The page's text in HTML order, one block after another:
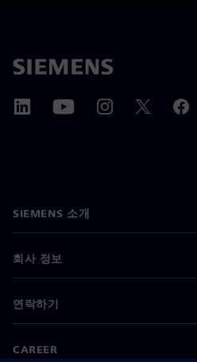
SIEMENS 소개
회사 정보
연락하기
CAREER